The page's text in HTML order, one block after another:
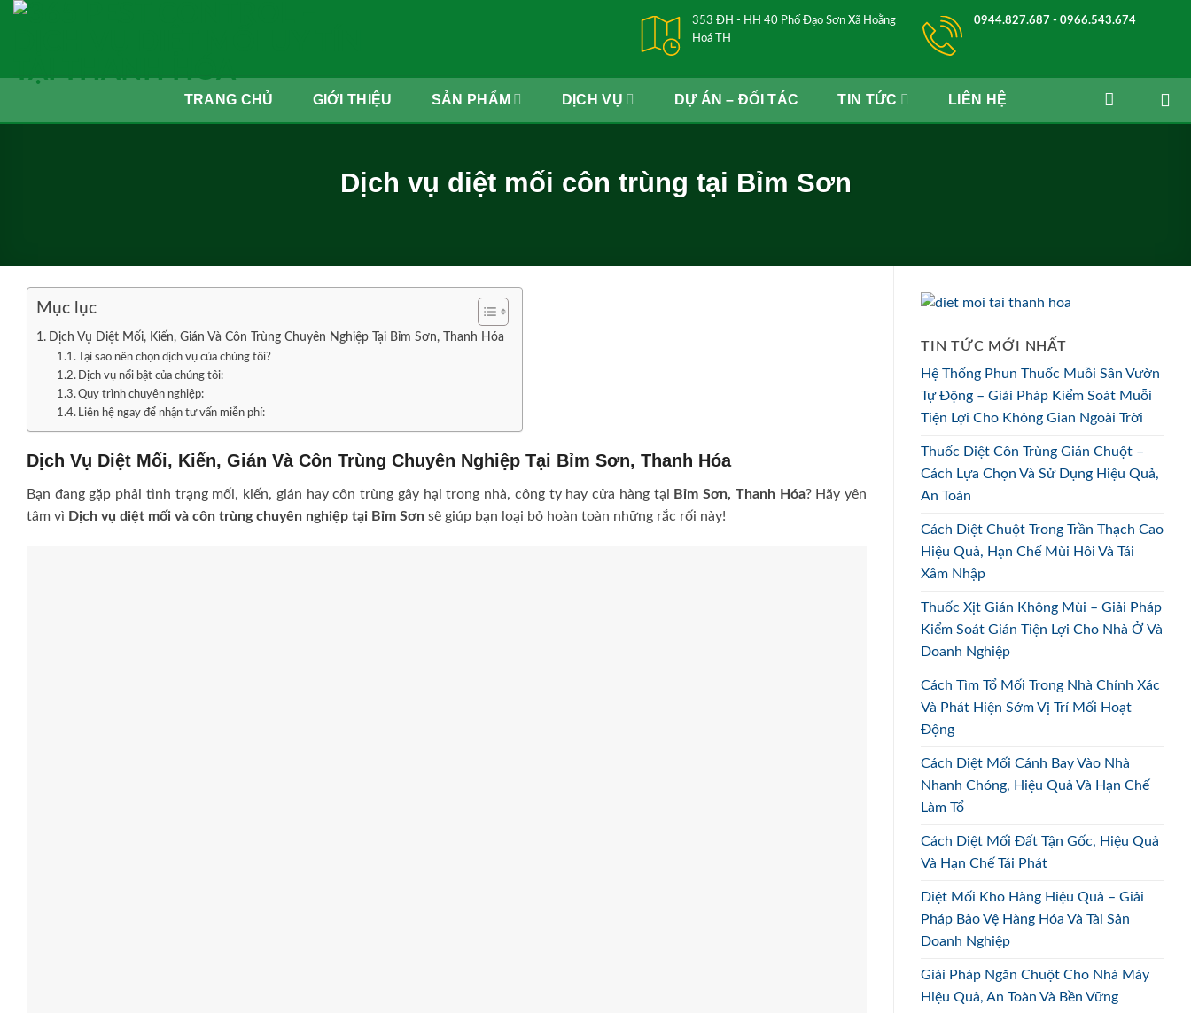
Skip
353 ĐH - HH 40 Phố Đạo Sơn Xã Hoằng
Hoá TH
0944.827.687 - 0966.543.674
TRANG CHỦ GIỚI THIỆU SẢN PHẨM DỊCH VỤ DỰ ÁN – ĐỐI TÁC TIN TỨC LIÊN HỆ
Dịch vụ diệt mối côn trùng tại Bỉm Sơn
Mục lục
Dịch Vụ Diệt Mối, Kiến, Gián Và Côn Trùng Chuyên Nghiệp Tại Bỉm Sơn, Thanh Hóa
Tại sao nên chọn dịch vụ của chúng tôi?
Dịch vụ nổi bật của chúng tôi:
Quy trình chuyên nghiệp:
Liên hệ ngay để nhận tư vấn miễn phí:
Dịch Vụ Diệt Mối, Kiến, Gián Và Côn Trùng Chuyên Nghiệp Tại Bỉm Sơn, Thanh Hóa
Bạn đang gặp phải tình trạng mối, kiến, gián hay côn trùng gây hại trong nhà, công ty hay cửa hàng tại Bỉm Sơn, Thanh Hóa? Hãy yên
tâm vì Dịch vụ diệt mối và côn trùng chuyên nghiệp tại Bỉm Sơn sẽ giúp bạn loại bỏ hoàn toàn những rắc rối này!
TIN TỨC MỚI NHẤT
Hệ Thống Phun Thuốc Muỗi Sân Vườn
Tự Động – Giải Pháp Kiểm Soát Muỗi
Tiện Lợi Cho Không Gian Ngoài Trời
Thuốc Diệt Côn Trùng Gián Chuột –
Cách Lựa Chọn Và Sử Dụng Hiệu Quả,
An Toàn
Cách Diệt Chuột Trong Trần Thạch Cao
Hiệu Quả, Hạn Chế Mùi Hôi Và Tái
Xâm Nhập
Thuốc Xịt Gián Không Mùi – Giải Pháp
Kiểm Soát Gián Tiện Lợi Cho Nhà Ở Và
Doanh Nghiệp
Cách Tìm Tổ Mối Trong Nhà Chính Xác
Và Phát Hiện Sớm Vị Trí Mối Hoạt
Động
Cách Diệt Mối Cánh Bay Vào Nhà
Nhanh Chóng, Hiệu Quả Và Hạn Chế
Làm Tổ
Cách Diệt Mối Đất Tận Gốc, Hiệu Quả
Và Hạn Chế Tái Phát
Diệt Mối Kho Hàng Hiệu Quả – Giải
Pháp Bảo Vệ Hàng Hóa Và Tài Sản
Doanh Nghiệp
Giải Pháp Ngăn Chuột Cho Nhà Máy
Hiệu Quả, An Toàn Và Bền Vững